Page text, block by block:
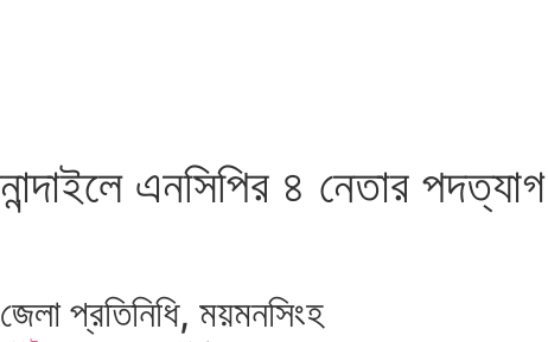
নান্দাইলে এনসিপির ৪ নেতার পদত্যাগ
জেলা প্রতিনিধি, ময়মনসিংহ